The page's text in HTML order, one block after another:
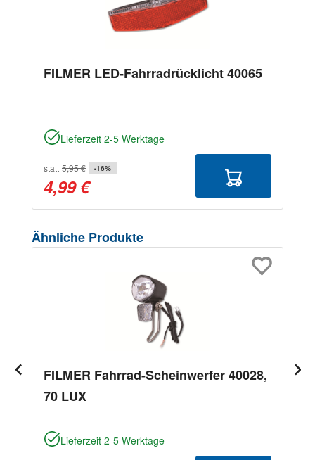
FILMER LED-Fahrradrücklicht 40065
Lieferzeit 2-5 Werktage
statt 5,95 € -16%
4,99 €
Produktgalerie überspringen
Ähnliche Produkte
FILMER Fahrrad-Scheinwerfer 40028,
70 LUX
Lieferzeit 2-5 Werktage